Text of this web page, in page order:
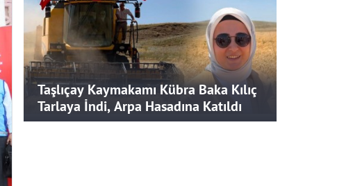
Taşlıçay Kaymakamı Kübra Baka Kılıç
Tarlaya İndi, Arpa Hasadına Katıldı